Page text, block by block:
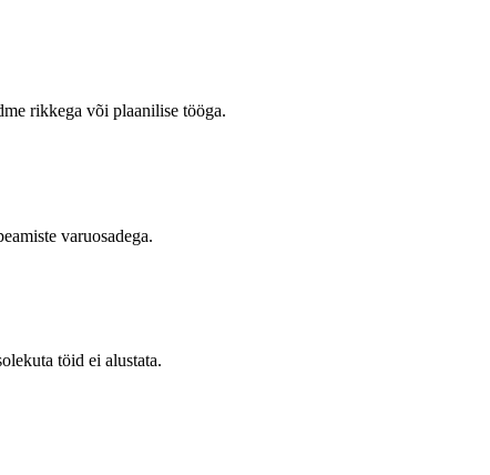
rikkega või plaanilise tööga.
varuosadega.
töid ei alustata.